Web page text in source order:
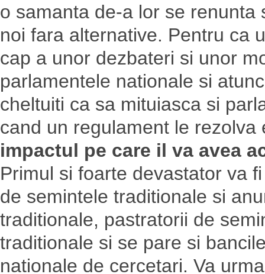
o samanta de-a lor se
noi fara alternative. Pentru ca
cap a unor dezbateri si unor
parlamentele nationale si
cheltuiti ca sa mituiasca si
cand un regulament le
impactul pe care il va avea
Primul si foarte devastator va
de semintele traditionale si
traditionale, pastratorii de
traditionale si se pare si
nationale de cercetari. Va